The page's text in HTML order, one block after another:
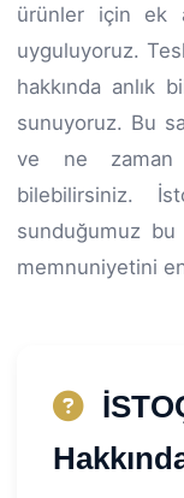
ürünler için ek
uyguluyoruz.
hakkında anlık
sunuyoruz. Bu
ve ne zaman
bilebilirsiniz.
sunduğumuz
memnuniyetini